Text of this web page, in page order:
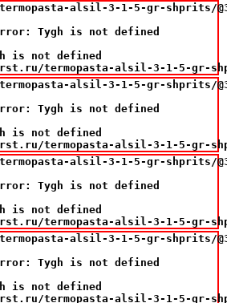
alsil-3-1-5-gr-shprits/
Tygh is not defined
is not defined
termopasta-alsil-3-1-5-gr-
alsil-3-1-5-gr-shprits/
Tygh is not defined
is not defined
termopasta-alsil-3-1-5-gr-
alsil-3-1-5-gr-shprits/
Tygh is not defined
is not defined
termopasta-alsil-3-1-5-gr-
alsil-3-1-5-gr-shprits/
Tygh is not defined
is not defined
termopasta-alsil-3-1-5-gr-